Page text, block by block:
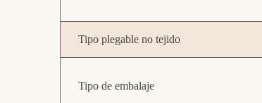
Tipo plegable no tejido
Tipo de embalaje